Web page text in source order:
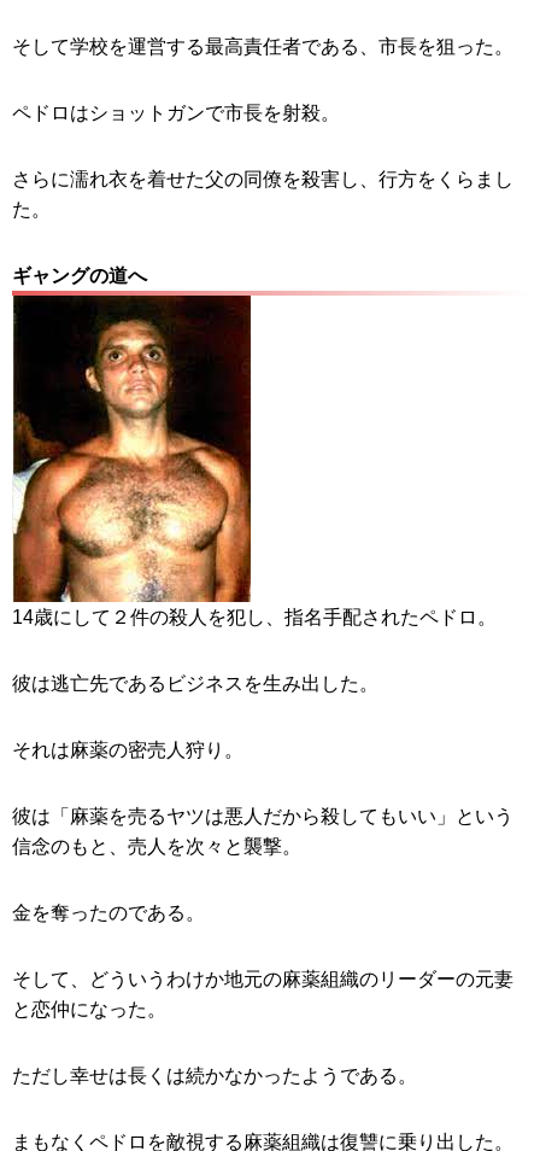
そして学校を運営する最高責任者である、市長を狙った。
ペドロはショットガンで市長を射殺。
さらに濡れ衣を着せた父の同僚を殺害し、行方をくらまし
た。
ギャングの道へ
14歳にして２件の殺人を犯し、指名手配されたペドロ。
彼は逃亡先であるビジネスを生み出した。
それは麻薬の密売人狩り。
彼は「麻薬を売るヤツは悪人だから殺してもいい」という
信念のもと、売人を次々と襲撃。
金を奪ったのである。
そして、どういうわけか地元の麻薬組織のリーダーの元妻
と恋仲になった。
ただし幸せは長くは続かなかったようである。
まもなくペドロを敵視する麻薬組織は復讐に乗り出した。